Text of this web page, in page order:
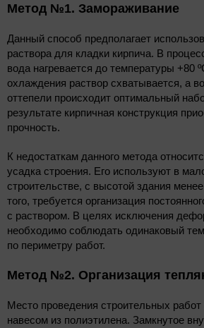
Метод №1. Замораживание
Данный способ предполагает
раствора для кладки кирпича. В
вода нагревается до температуры +80
охлаждения раствор схватывается, а
оттепели происходит оптимальный
результате кирпичная конструкция
прочность.
К недостаткам данного метода
усадка строения. Его используют в
строительстве, с высотой здания
того, требуется организация
с раствором. В целях исключения
необходимо соблюдать одинаковый
по периметру работ.
Метод №2. Организация
Место проведения строительных работ
навесом из полиэтилена. Замкнутое